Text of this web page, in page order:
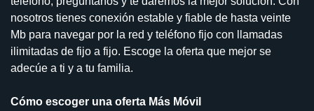
nosotros tienes conexión estable y fiable de hasta veinte
Mb para navegar por la red y teléfono fijo con llamadas
ilimitadas de fijo a fijo. Escoge la oferta que mejor se
adecúe a ti y a tu familia.
Cómo escoger una oferta Más Móvil